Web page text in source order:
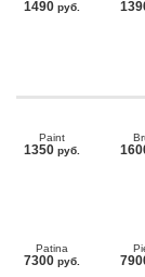
1490 руб.
Paint
1350 руб.
Patina
7300 руб.